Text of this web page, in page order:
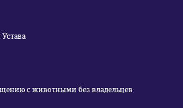
с животными без владельцев